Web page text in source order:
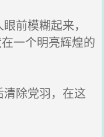
前模糊起来，
一个明亮辉煌的
除党羽，在这